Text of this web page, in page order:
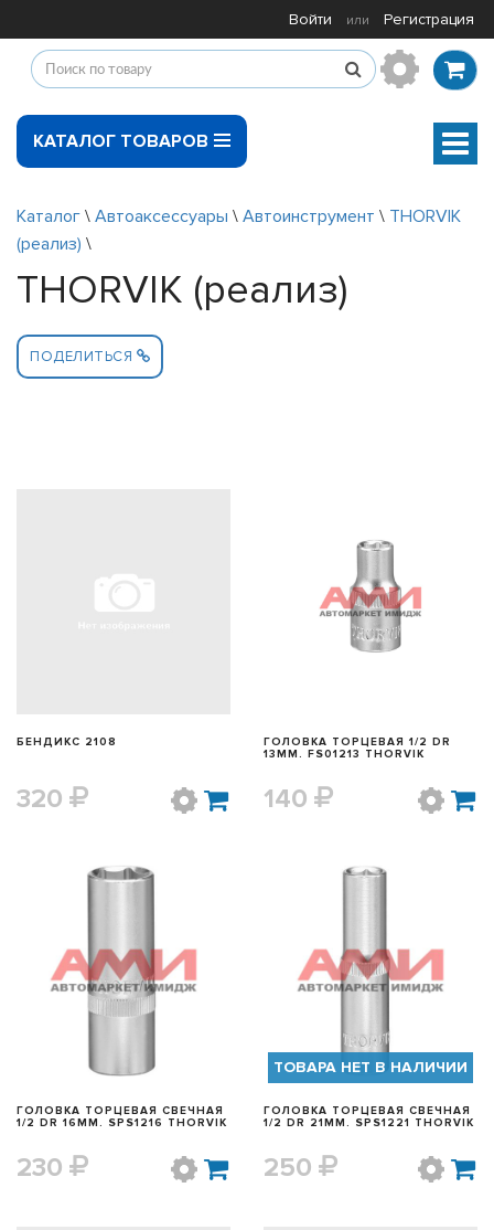
Войти или Регистрация
КАТАЛОГ ТОВАРОВ
Каталог \ Автоаксессуары \ Автоинструмент \ THORVIK
(реализ) \
THORVIK (реализ)
ПОДЕЛИТЬСЯ
БЕНДИКС 2108
320
БЫСТРЫЙ ПРОСМОТР
ГОЛОВКА ТОРЦЕВАЯ 1/2 DR
13ММ. FS01213 THORVIK
140
БЫСТРЫЙ ПРОСМОТР
ГОЛОВКА ТОРЦЕВАЯ СВЕЧНАЯ
1/2 DR 16ММ. SPS1216 THORVIK
230
БЫСТРЫЙ ПРОСМОТР
ТОВАРА НЕТ В НАЛИЧИИ
ГОЛОВКА ТОРЦЕВАЯ СВЕЧНАЯ
1/2 DR 21ММ. SPS1221 THORVIK
250